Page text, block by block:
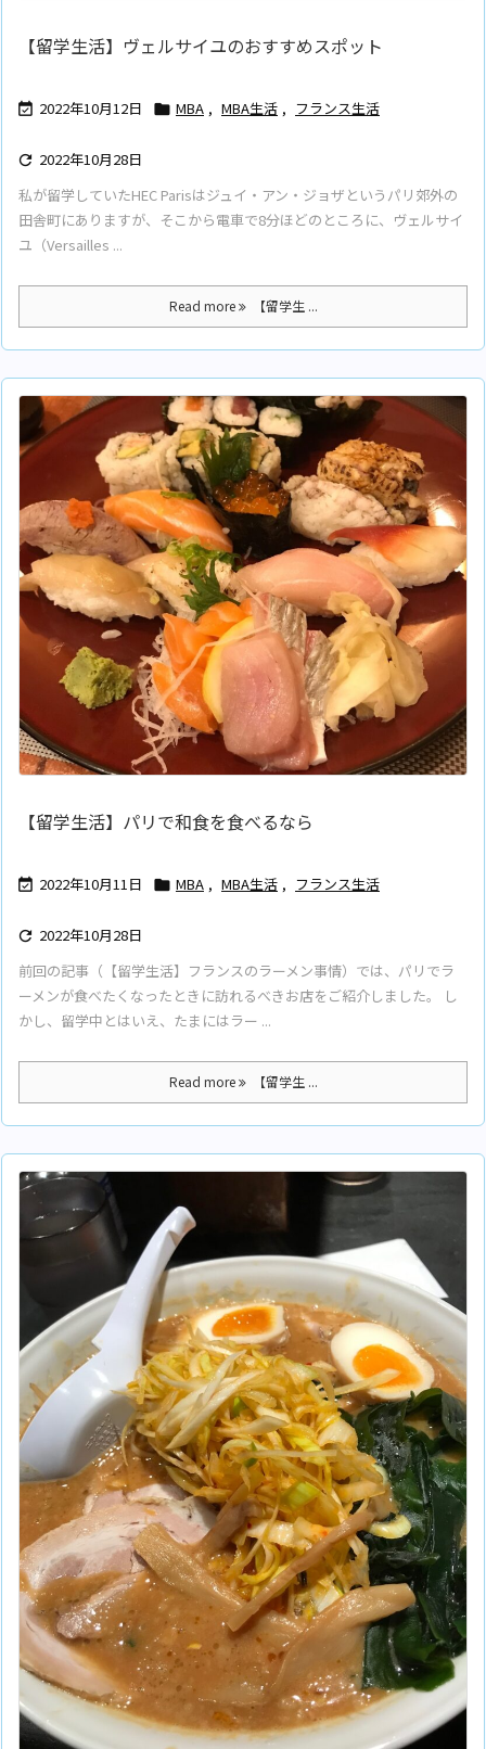
【留学生活】ヴェルサイユのおすすめスポット
 2022年10月12日  MBA , MBA生活 , フランス生活
 2022年10月28日
私が留学していたHEC Parisはジュイ・アン・ジョザというパリ郊外の
田舎町にありますが、そこから電車で8分ほどのところに、ヴェルサイ
ユ（Versailles ...
Read more 【留学生 ...
【留学生活】パリで和食を食べるなら
 2022年10月11日  MBA , MBA生活 , フランス生活
 2022年10月28日
前回の記事（【留学生活】フランスのラーメン事情）では、パリでラ
ーメンが食べたくなったときに訪れるべきお店をご紹介しました。 し
かし、留学中とはいえ、たまにはラー ...
Read more 【留学生 ...